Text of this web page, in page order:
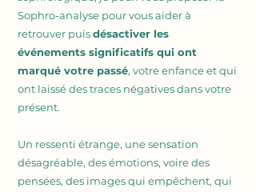
Sophro-analyse pour vous aider à
retrouver puisdésactiver les
événements significatifs qui ont
marqué votre passé, votre enfance et qui
ont laissé des traces négatives dans votre
présent.
Un ressenti étrange, une sensation
désagréable, des émotions, voire des
pensées, des images qui empêchent, qui